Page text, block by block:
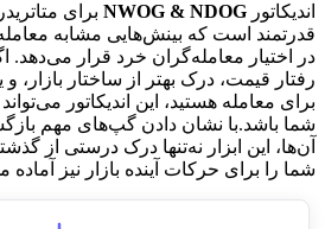
اندیکاتور NWOG & NDOG
قدرتمند است که بینش‌هایی مشابه
در اختیار معامله‌گران خرد قرار می‌دهد.
رفتار قیمت، درک بهتر از ساختار بازار، و
برای معامله هستید، این اندیکاتور
شما باشد.با نشان دادن گپ‌های مهم
آن‌ها، این ابزار نه‌تنها درک درستی از
شما را برای حرکات آینده بازار نیز آماده